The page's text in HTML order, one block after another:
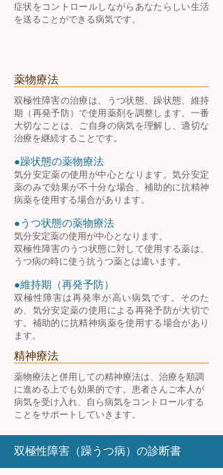
症状をコントロールしながらあなたらしい生活
を送ることができる病気です。
薬物療法
双極性障害の治療は、うつ状態、躁状態、維持
期（再発予防）で使用薬剤を調整します。一番
大切なことは、ご自身の病気を理解し、適切な
治療を継続することです。
●躁状態の薬物療法
気分安定薬の使用が中心となります。気分安定
薬のみで効果が不十分な場合、補助的に抗精神
病薬を使用する場合があります。
●うつ状態の薬物療法
気分安定薬の使用が中心となります。
双極性障害のうつ状態に対して使用する薬は、
うつ病の時に使う抗うつ薬とは違います。
●維持期（再発予防）
双極性障害は再発率が高い病気です。そのた
め、気分安定薬の使用による再発予防が大切で
す。補助的に抗精神病薬を使用する場合があり
ます。
精神療法
​薬物療法と併用しての精神療法は、治療を順調
に進める上でも効果的です。患者さんご本人が
病気を受け入れ、自ら病気をコントロールする
ことをサポートしていきます。
双極性障害（躁うつ病）の診断書